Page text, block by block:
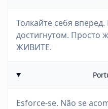
Толкайте себя
достигнутом. Просто
ЖИВИТЕ.
Esforce-se. Não se